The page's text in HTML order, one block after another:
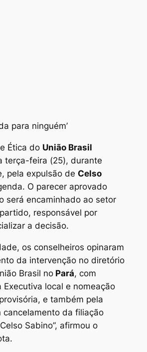
para ninguém’
Ética do União Brasil
terça-feira (25), durante
pela expulsão de Celso
O parecer aprovado
será encaminhado ao setor
responsável por
a decisão.
os conselheiros opinaram
da intervenção no diretório
Brasil noPará, com
Executiva local e nomeação
e também pela
cancelamento da filiação
Sabino”, afirmou o